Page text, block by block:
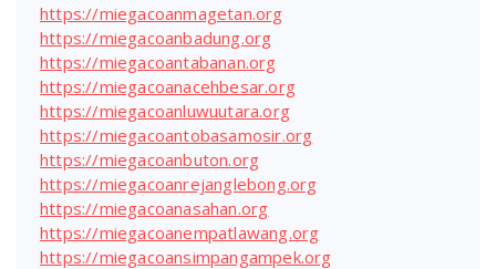
https://miegacoanmagetan.org
https://miegacoanbadung.org
https://miegacoantabanan.org
https://miegacoanacehbesar.org
https://miegacoanluwuutara.org
https://miegacoantobasamosir.org
https://miegacoanbuton.org
https://miegacoanrejanglebong.org
https://miegacoanasahan.org
https://miegacoanempatlawang.org
https://miegacoansimpangampek.org